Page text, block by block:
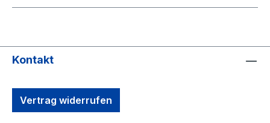
Kontakt
Vertrag widerrufen